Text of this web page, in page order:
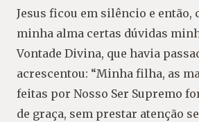
Jesus ficou em silêncio e então,
minha alma certas dúvidas
Vontade Divina, que havia
acrescentou: “Minha filha, as
feitas por Nosso Ser Supremo
de graça, sem prestar atenção